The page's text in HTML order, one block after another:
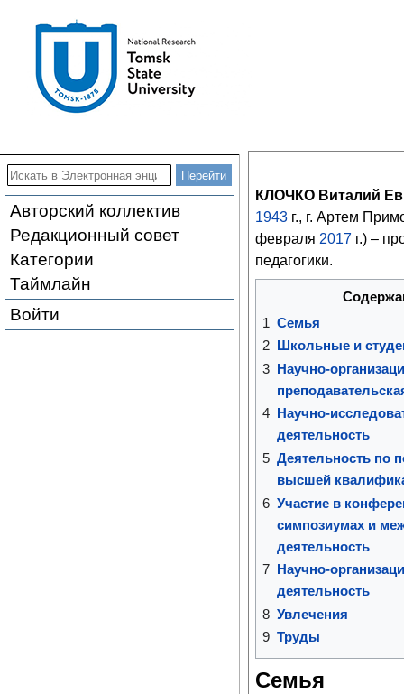
Авторский коллектив
Редакционный совет
Категории
Таймлайн
Войти
КЛОЧКО Виталий
1943г., г. Артем
февраля 2017 г.) –
педагогики.
1 Семья
2
Школьные и
3 Научно-
4
Научно-
деятельность
5 Деятельность по
высшей
6 Участие в
симпозиумах и
деятельность
7 Научно-
деятельность
8 Увлечения
9 Труды
Семья